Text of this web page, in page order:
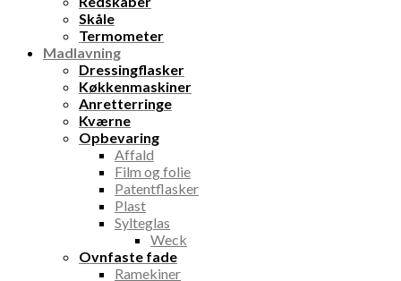
Skåle
Termometer
Madlavning
Dressingflasker
Køkkenmaskiner
Anretterringe
Kværne
Opbevaring
Affald
Film og folie
Patentflasker
Plast
Sylteglas
Weck
Ovnfaste fade
Ramekiner